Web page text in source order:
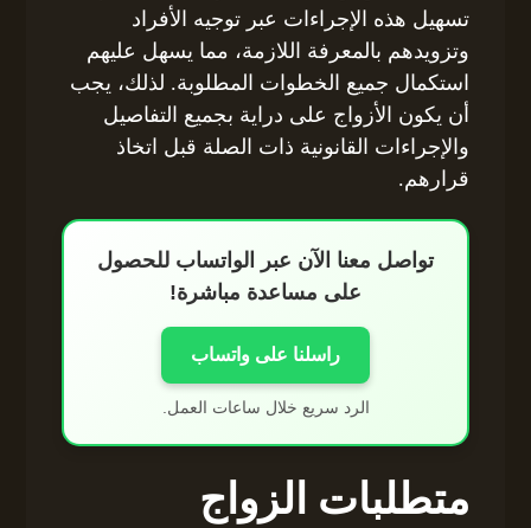
تسهيل هذه الإجراءات عبر توجيه الأفراد
وتزويدهم بالمعرفة اللازمة، مما يسهل عليهم
استكمال جميع الخطوات المطلوبة. لذلك، يجب
أن يكون الأزواج على دراية بجميع التفاصيل
والإجراءات القانونية ذات الصلة قبل اتخاذ
قرارهم.
تواصل معنا الآن عبر الواتساب للحصول
على مساعدة مباشرة!
راسلنا على واتساب
الرد سريع خلال ساعات العمل.
متطلبات الزواج